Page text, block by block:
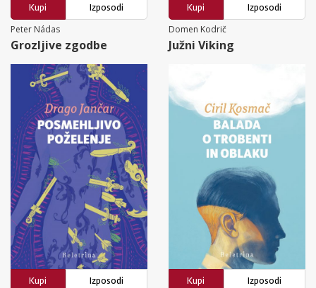
Kupi
Izposodi
Peter Nádas
Grozljive zgodbe
Kupi
Izposodi
Domen Kodrič
Južni Viking
Kupi
Izposodi
Kupi
Izposodi